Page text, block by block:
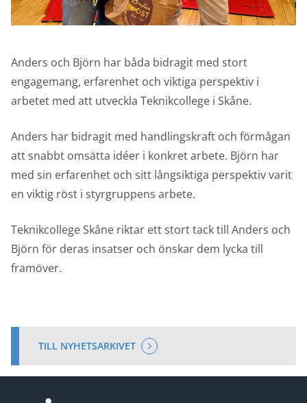
Anders och Björn har båda bidragit med stort
engagemang, erfarenhet och viktiga perspektiv i
arbetet med att utveckla Teknikcollege i Skåne.
Anders har bidragit med handlingskraft och förmågan
att snabbt omsätta idéer i konkret arbete. Björn har
med sin erfarenhet och sitt långsiktiga perspektiv varit
en viktig röst i styrgruppens arbete.
Teknikcollege Skåne riktar ett stort tack till Anders och
Björn för deras insatser och önskar dem lycka till
framöver.
TILL NYHETSARKIVET